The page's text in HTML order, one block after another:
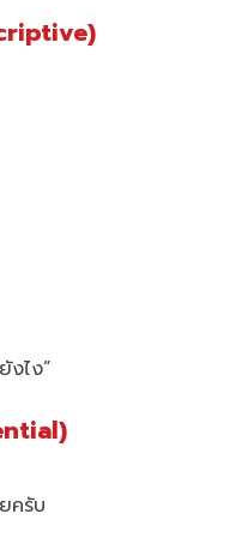
งไง”
ครับ